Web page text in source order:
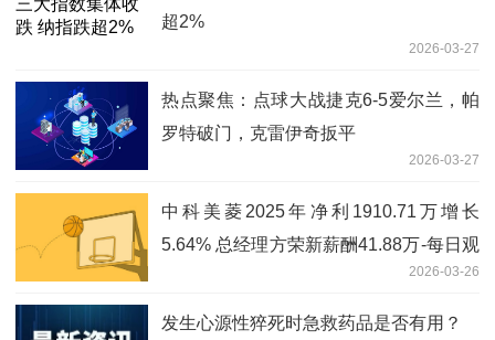
超2%
2026-03-27
热点聚焦：点球大战捷克6-5爱尔兰，帕
罗特破门，克雷伊奇扳平
2026-03-27
中科美菱2025年净利1910.71万增长
5.64% 总经理方荣新薪酬41.88万-每日观
2026-03-26
发生心源性猝死时急救药品是否有用？